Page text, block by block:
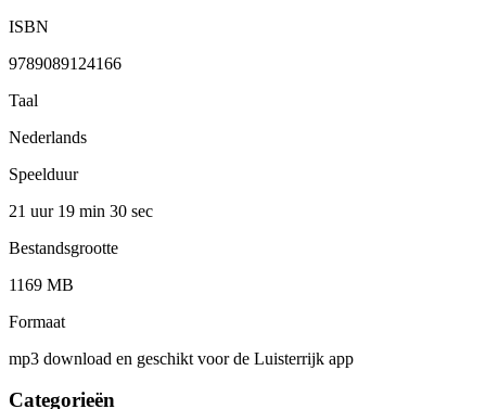
ISBN
9789089124166
Taal
Nederlands
Speelduur
21 uur 19 min 30 sec
Bestandsgrootte
1169 MB
Formaat
mp3 download en geschikt voor de Luisterrijk app
Categorieën